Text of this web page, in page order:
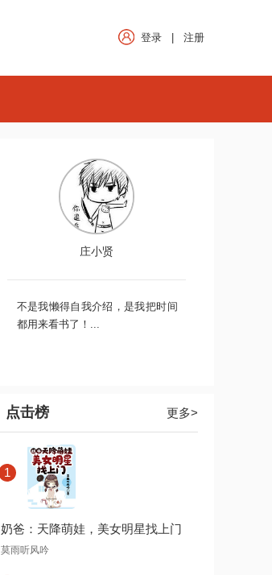
登录 注册
庄小贤
不是我懒得自我介绍，是我把时间
都用来看书了！...
点击榜 更多>
1
奶爸：天降萌娃，美女明星找上门
莫雨听风吟